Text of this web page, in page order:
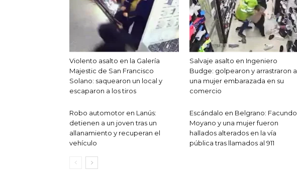
Violento asalto en la Galería
Majestic de San Francisco
Solano: saquearon un local y
escaparon a los tiros
Salvaje asalto en Ingeniero
Budge: golpearon y arrastraron a
una mujer embarazada en su
comercio
Robo automotor en Lanús:
detienen a un joven tras un
allanamiento y recuperan el
vehículo
Escándalo en Belgrano: Facundo
Moyano y una mujer fueron
hallados alterados en la vía
pública tras llamados al 911